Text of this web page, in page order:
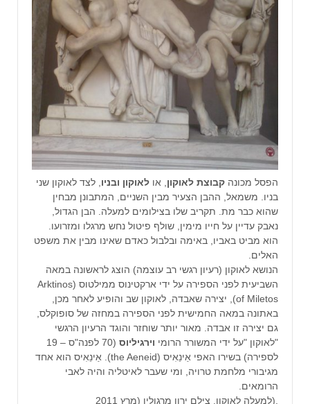
הפסל מכונה קבוצת לאוקון , או לאוקון ובניו , לצד לאוקון שני
בניו. משמאל, ההבן הצעיר מבין השניים, המתבונן מבחין
שהוא כבר מת. תקריב שלו בצילומים למעלה. הבן הגדול,
נאבק עדיין על חייו מימין, שולף פיטול נחש מרגלו ומזרועו.
הוא מביט באביו, באימה ובלבול כאדם שאינו מבין את משפט
האלים.
הנושא לאוקון (רעיון רגשי רב עוצמה) הוצג לראשונה במאה
השביעית לפני הספירה על ידי ארקטינוס ממילטוס (Arktinos
of Miletos), יצירה שאבדה, לאוקון שב והופיע לאחר מכן,
באתונה במאה החמישית לפני הספירה במחזה של סופוקלס,
גם יצירה זו אבדה. מאור יותר שוחזר והוגד הרעיון הרגשי
"לאוקון "על ידי המשורר הרומי וירגיליוס
(70 לפנה"ס – 19
לספירה) בשירו האפי אַינֵאִיס (the Aeneid). אַינֵאִיס הוא אחד
מגיבורי מלחמת טרויה, ומי שעבר לאיטליה והיה לאבי
הרומאים.
.(למעלה לאוקון, צילם ירון מרגולין (מרץ 2011